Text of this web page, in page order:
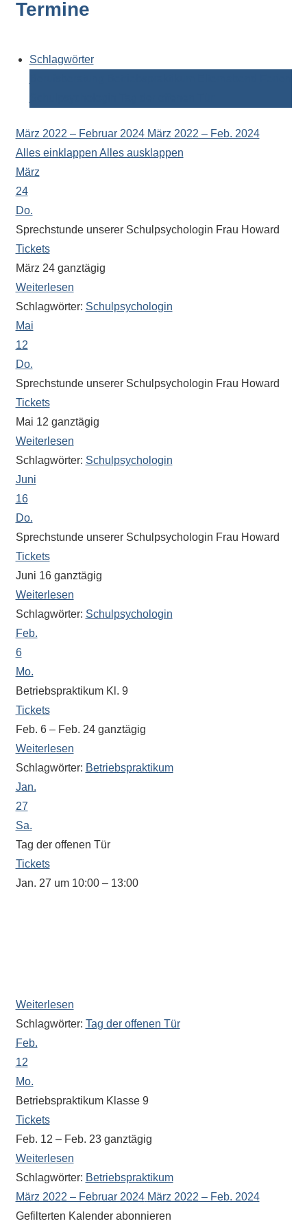
Kontaktdaten,
Zusammensetzung
oder
zur
Ausstattung
der
wir
versuchen
auf
alle
Fragen
Antworten
zu
bieten.
Daneben
gibt
es
viele
Aktivitäten
an
unserer
Schule.
Ob
Sprach-,
Mathematik-
oder
Sportwettkampf,
Musik-
oder
Exkursion
oder
Reise
–
unsere
Schülerinnen
und
Schüler
sind
dabei!
Sollten
stehen
am
Ende
jeder
Seite
der
Suche
zur
Verfügung.
Termine
Schlagwörter
März 2022 – Februar 2024 März 2022 – Feb. 2024
Alles einklappen Alles ausklappen
März
24
Do.
Sprechstunde unserer Schulpsychologin Frau Howard
Tickets
März 24 ganztägig
Weiterlesen
Schlagwörter: Schulpsychologin
Mai
12
Do.
Sprechstunde unserer Schulpsychologin Frau Howard
Tickets
Mai 12 ganztägig
Weiterlesen
Schlagwörter: Schulpsychologin
Juni
16
Do.
Sprechstunde unserer Schulpsychologin Frau Howard
Tickets
Juni 16 ganztägig
Weiterlesen
Schlagwörter: Schulpsychologin
Feb.
6
Mo.
Betriebspraktikum Kl. 9
Tickets
Feb. 6 – Feb. 24 ganztägig
Weiterlesen
Schlagwörter: Betriebspraktikum
Jan.
27
Sa.
Tag der offenen Tür
Tickets
Jan. 27 um 10:00 – 13:00
Weiterlesen
Schlagwörter: Tag der offenen Tür
Feb.
12
Mo.
Betriebspraktikum Klasse 9
Tickets
Feb. 12 – Feb. 23 ganztägig
Weiterlesen
Schlagwörter: Betriebspraktikum
März 2022 – Februar 2024 März 2022 – Feb. 2024
Gefilterten Kalender abonnieren